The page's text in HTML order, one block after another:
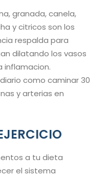
granada, canela,
y citricos son los
respalda para
dilatando los vasos
inflamacion.
como caminar 30
y arterias en
a tu dieta
el sistema